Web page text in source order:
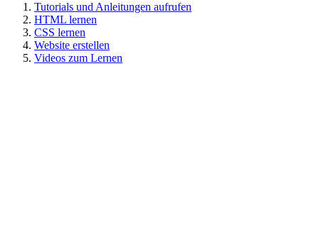
Tutorials und Anleitungen aufrufen
HTML lernen
CSS lernen
Website erstellen
Videos zum Lernen